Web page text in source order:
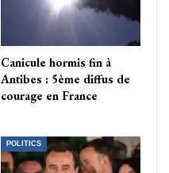
Canicule hormis fin à
Antibes : 5ème diffus de
courage en France
POLITICS